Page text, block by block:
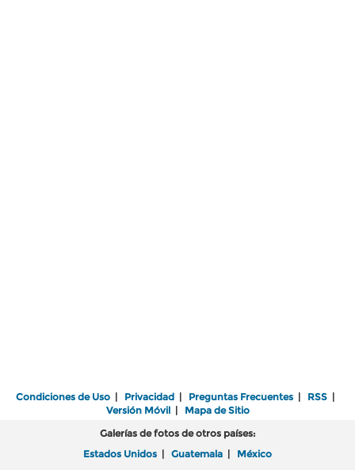
Condiciones de Uso | Privacidad | Preguntas Frecuentes | RSS |
Versión Móvil| Mapa de Sitio
Galerías de fotos de otros países:
Estados Unidos | Guatemala | México